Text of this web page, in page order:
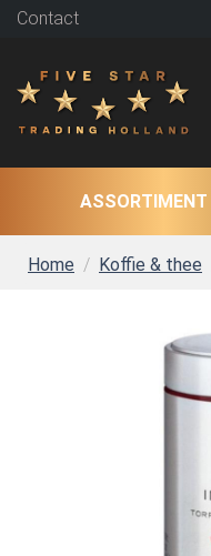
Contact
Home Koffie & thee